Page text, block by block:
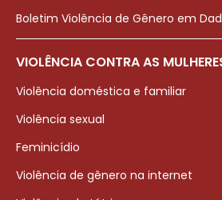
Boletim Violência de Gênero em
VIOLÊNCIA CONTRA AS
Violência doméstica e familiar
Violência sexual
Feminicídio
Violência de gênero na internet